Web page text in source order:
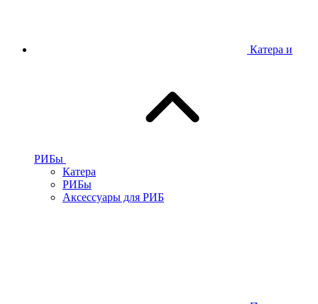
Катера и
РИБы
Катера
РИБы
Аксессуары для РИБ